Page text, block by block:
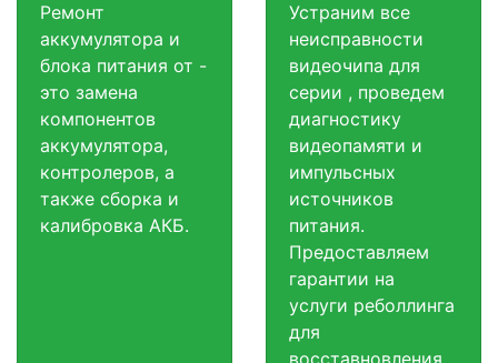
Ремонт
аккумулятора и
блока питания от -
это замена
компонентов
аккумулятора,
контролеров, а
также сборка и
калибровка АКБ.
Устраним все
неисправности
видеочипа для
серии , проведем
диагностику
видеопамяти и
импульсных
источников
питания.
Предоставляем
гарантии на
услуги реболлинга
для